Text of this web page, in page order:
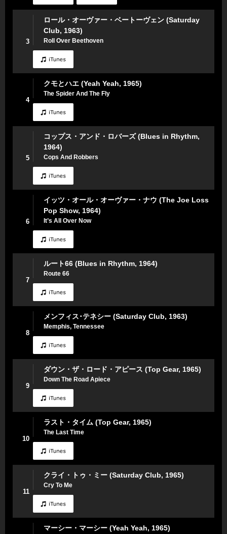
3
ロール・オーヴァー・ベートーヴェン (Saturday
Club, 1963)
Roll Over Beethoven
4
クモとハエ (Yeah Yeah, 1965)
The Spider And The Fly
5
コップス・アンド・ロバーズ (Blues in Rhythm,
1964)
Cops And Robbers
6
イッツ・オール・オーヴァー・ナウ (The Joe Loss
Pop Show, 1964)
It’s All Over Now
7
ルート66 (Blues in Rhythm, 1964)
Route 66
8
メンフィス･テネシー (Saturday Club, 1963)
Memphis, Tennessee
9
ダウン・ザ・ロード・アピース (Top Gear, 1965)
Down The Road Apiece
10
ラスト・タイム (Top Gear, 1965)
The Last Time
11
クライ・トゥ・ミー (Saturday Club, 1965)
Cry To Me
マーシー・マーシー (Yeah Yeah, 1965)